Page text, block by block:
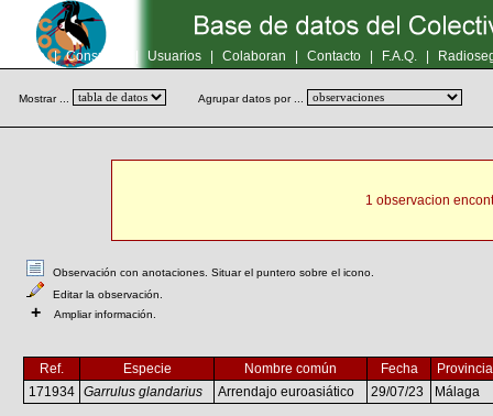
Inicio | Consultas Usuarios Colaboran Contacto F.A.Q.
Mostrar ... Agrupar datos por ...
1 observacion
Observación con anotaciones. Situar el puntero sobre el icono.
Editar la observación.
+ Ampliar información.
Ref. Especie Nombre común Fecha
Provincia
171934 Garrulus glandarius Arrendajo euroasiático 29/07/23 Málaga